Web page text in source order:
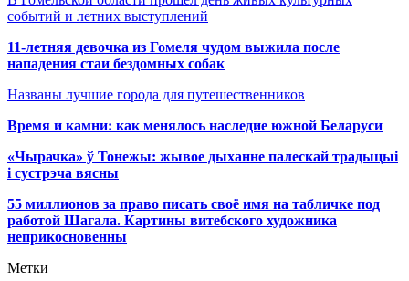
событий и летних выступлений
11-летняя девочка из Гомеля чудом выжила после
нападения стаи бездомных собак
Названы лучшие города для путешественников
Время и камни: как менялось наследие южной Беларуси
«Чырачка» ў Тонежы: жывое дыханне палескай традыцыі
і сустрэча вясны
55 миллионов за право писать своё имя на табличке под
работой Шагала. Картины витебского художника
неприкосновенны
Метки